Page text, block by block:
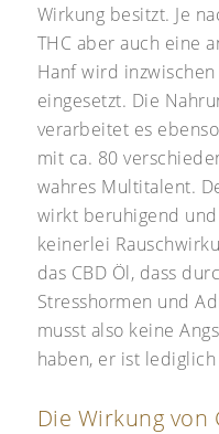
Wirkung besitzt. Je
THC aber auch eine
Hanf wird
eingesetzt. Die
verarbeitet es
mit ca. 80
wahres Multitalent.
wirkt beruhigend
keinerlei
das CBD Öl, dass
Stresshormen und
musst also keine
haben, er ist
Die Wirkung von